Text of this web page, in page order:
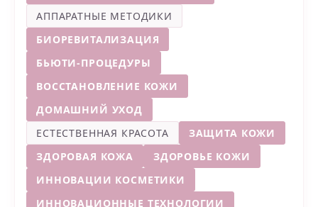
АППАРАТНЫЕ МЕТОДИКИ
БИОРЕВИТАЛИЗАЦИЯ
БЬЮТИ-ПРОЦЕДУРЫ
ВОССТАНОВЛЕНИЕ КОЖИ
ДОМАШНИЙ УХОД
ЕСТЕСТВЕННАЯ КРАСОТА
ЗАЩИТА КОЖИ
ЗДОРОВАЯ КОЖА
ЗДОРОВЬЕ КОЖИ
ИННОВАЦИИ КОСМЕТИКИ
ИННОВАЦИОННЫЕ ТЕХНОЛОГИИ